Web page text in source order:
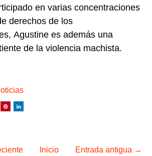
en varias concentraciones
derechos de los
Agustine es además una
de la violencia machista.
Entrada antigua →
Inicio